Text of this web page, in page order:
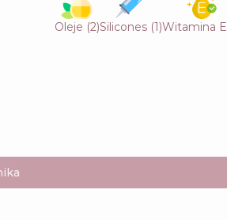
Oleje (2)Silicones(1)Witamina E